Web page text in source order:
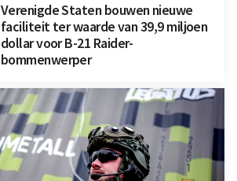
Verenigde Staten bouwen nieuwe
faciliteit ter waarde van 39,9 miljoen
dollar voor B-21 Raider-
bommenwerper